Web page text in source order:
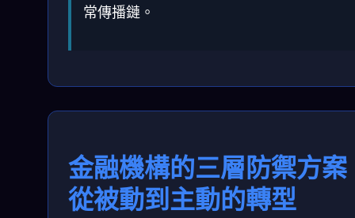
常傳播鏈。
金融機構的三層防禦方案
從被動到主動的轉型